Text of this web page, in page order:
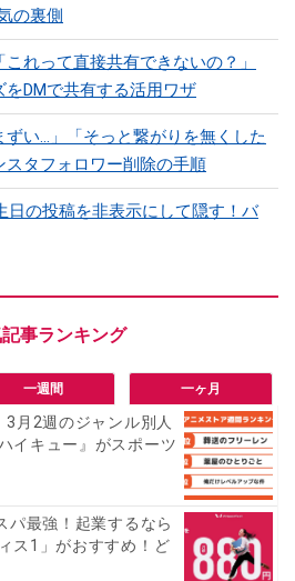
の裏側
これって直接共有できないの？」
DMで共有する活用ワザ
ずい…」「そっと繋がりを無くした
タフォロワー削除の手順
日の投稿を非表示にして隠す！バ
一週間 一ヶ月
3月2週のジャンル別人
イキュー』がスポーツ
パ最強！起業するなら
ス1」がおすすめ！ど